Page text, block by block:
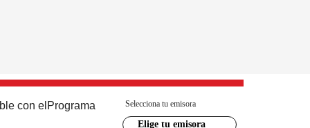
con el Programa Selecciona tu emisora
Elige tu emisora